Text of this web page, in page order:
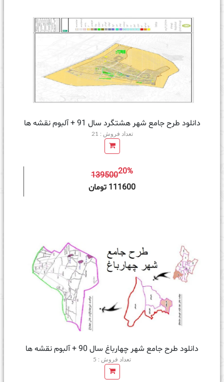
دانلود طرح جامع شهر هشتگرد سال 91 + آلبوم نقشه ها
تعداد فروش : 21
13950020%
111600 تومان
دانلود طرح جامع شهر چهارباغ سال 90 + آلبوم نقشه ها
تعداد فروش : 5